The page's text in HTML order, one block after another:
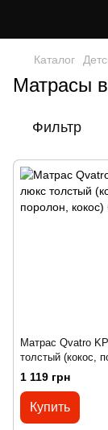
Каталог
Матрасы
Фильтр
Матрас Qvatro
толстый (кокос,
кокос) белый
1 119 грн
Купить